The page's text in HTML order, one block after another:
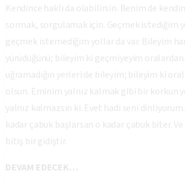
Kendince haklı da olabilirsin. Benim de
sormak, sorgulamak için. Geçmek istediğim
geçmek istemediğim yollar da var. Bileyim
yürüdüğünü; bileyim ki geçmiyeyim
uğramadığın yerleri de bileyim; bileyim ki
olsun. Eminim yalnız kalmak gibi bir korkun
yalnız kalmazsın ki. Evet hadi seni
kadar çabuk başlarsan o kadar çabuk biter.
bitiş bir gidiştir.
DEVAM EDECEK…